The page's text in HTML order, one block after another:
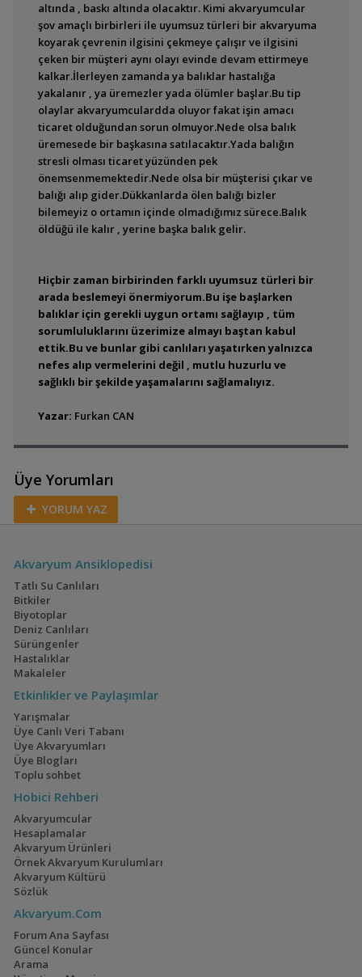
altında , baskı altında olacaktır. Kimi akvaryumcular
şov amaçlı birbirleri ile uyumsuz türleri bir akvaryuma
koyarak çevrenin ilgisini çekmeye çalışır ve ilgisini
çeken bir müşteri aynı olayı evinde devam ettirmeye
kalkar.İlerleyen zamanda ya balıklar hastalığa
yakalanır , ya üremezler yada ölümler başlar.Bu tip
olaylar akvaryumculardda oluyor fakat işin amacı
ticaret olduğundan sorun olmuyor.Nede olsa balık
üremesede bir başkasına satılacaktır.Yada balığın
stresli olması ticaret yüzünden pek
önemsenmemektedir.Nede olsa bir müşterisi çıkar ve
balığı alıp gider.Dükkanlarda ölen balığı bizler
bilemeyiz o ortamın içinde olmadığımız sürece.Balık
öldüğü ile kalır , yerine başka balık gelir.
Hiçbir zaman birbirinden farklı uyumsuz türleri bir
arada beslemeyi önermiyorum.Bu işe başlarken
balıklar için gerekli uygun ortamı sağlayıp , tüm
sorumluluklarını üzerimize almayı baştan kabul
ettik.Bu ve bunlar gibi canlıları yaşatırken yalnızca
nefes alıp vermelerini değil , mutlu huzurlu ve
sağlıklı bir şekilde yaşamalarını sağlamalıyız.
Yazar: Furkan CAN
Üye Yorumları
YORUM YAZ
Akvaryum Ansiklopedisi
Tatlı Su Canlıları
Bitkiler
Biyotoplar
Deniz Canlıları
Sürüngenler
Hastalıklar
Makaleler
Etkinlikler ve Paylaşımlar
Yarışmalar
Üye Canlı Veri Tabanı
Üye Akvaryumları
Üye Blogları
Toplu sohbet
Hobici Rehberi
Akvaryumcular
Hesaplamalar
Akvaryum Ürünleri
Örnek Akvaryum Kurulumları
Akvaryum Kültürü
Sözlük
Akvaryum.Com
Forum Ana Sayfası
Güncel Konular
Arama